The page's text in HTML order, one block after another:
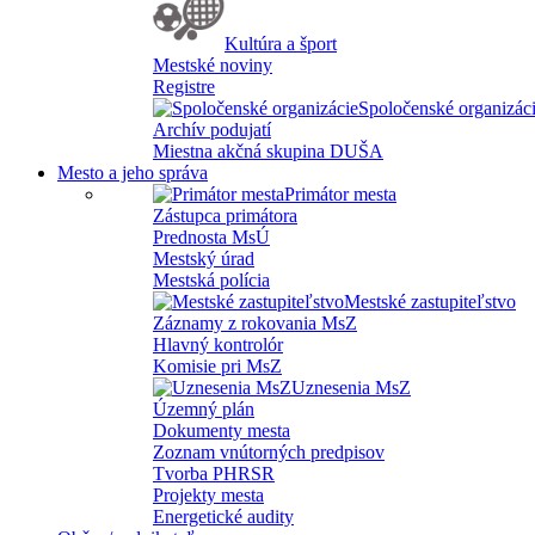
Kultúra a šport
Mestské noviny
Registre
Spoločenské
Archív podujatí
Miestna akčná skupina DUŠA
Mesto a jeho správa
Primátor mesta
Zástupca primátora
Prednosta MsÚ
Mestský úrad
Mestská polícia
Mestské zastupiteľstvo
Záznamy z rokovania MsZ
Hlavný kontrolór
Komisie pri MsZ
Uznesenia MsZ
Územný plán
Dokumenty mesta
Zoznam vnútorných predpisov
Tvorba PHRSR
Projekty mesta
Energetické audity